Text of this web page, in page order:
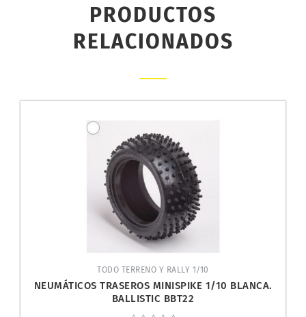
PRODUCTOS
RELACIONADOS
TODO TERRENO Y RALLY 1/10
NEUMÁTICOS TRASEROS MINISPIKE 1/10 BLANCA.
BALLISTIC BBT22